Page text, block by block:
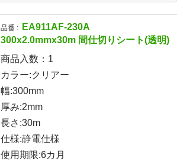
品番 :
EA911AF-230A
300x2.0mmx30m 間仕切りシート(透明)
商品入数： 1
カラー:クリアー
幅:300mm
厚み:2mm
長さ:30m
仕様:静電仕様
使用期限:6カ月